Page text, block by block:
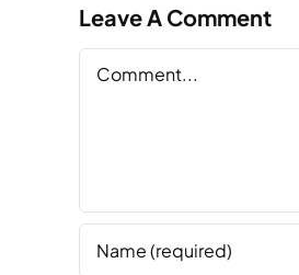
Leave A Comment
Comment